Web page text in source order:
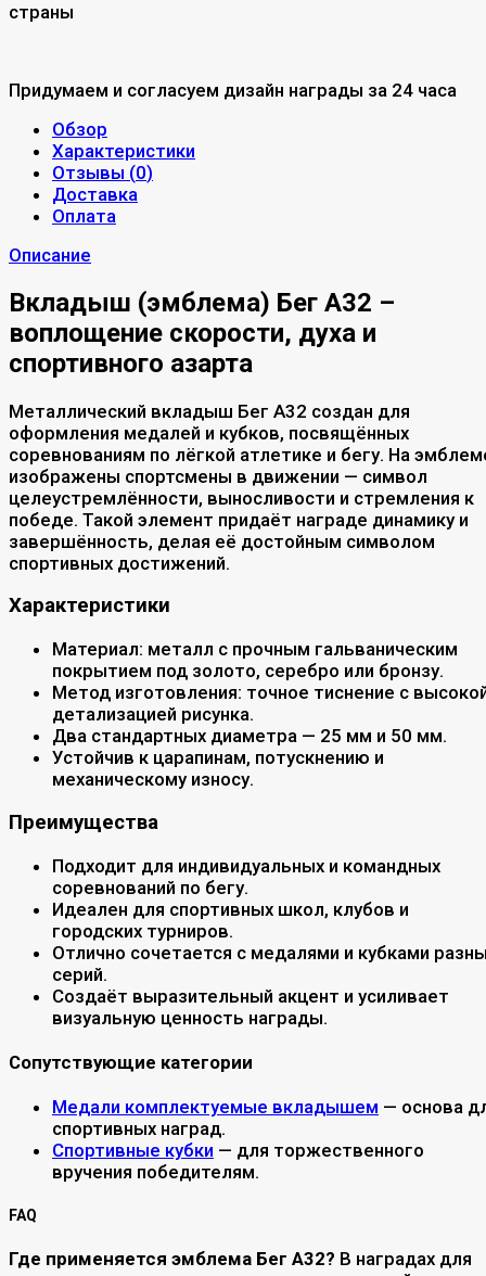
страны
Придумаем и согласуем дизайн награды за 24 часа
Обзор
Характеристики
Отзывы (0)
Доставка
Оплата
Описание
Вкладыш (эмблема) Бег A32 –
воплощение скорости, духа и
спортивного азарта
Металлический вкладыш Бег A32 создан для
оформления медалей и кубков, посвящённых
соревнованиям по лёгкой атлетике и бегу. На
изображены спортсмены в движении — символ
целеустремлённости, выносливости и стремления к
победе. Такой элемент придаёт награде динамику и
завершённость, делая её достойным символом
спортивных достижений.
Характеристики
Материал: металл с прочным гальваническим
покрытием под золото, серебро или бронзу.
Метод изготовления: точное тиснение с
детализацией рисунка.
Два стандартных диаметра — 25 мм и 50 мм.
Устойчив к царапинам, потускнению и
механическому износу.
Преимущества
Подходит для индивидуальных и командных
соревнований по бегу.
Идеален для спортивных школ, клубов и
городских турниров.
Отлично сочетается с медалями и кубками
серий.
Создаёт выразительный акцент и усиливает
визуальную ценность награды.
Сопутствующие категории
Медали комплектуемые вкладышем — основа
спортивных наград.
Спортивные кубки — для торжественного
вручения победителям.
FAQ
Где применяется эмблема Бег A32? В наградах для